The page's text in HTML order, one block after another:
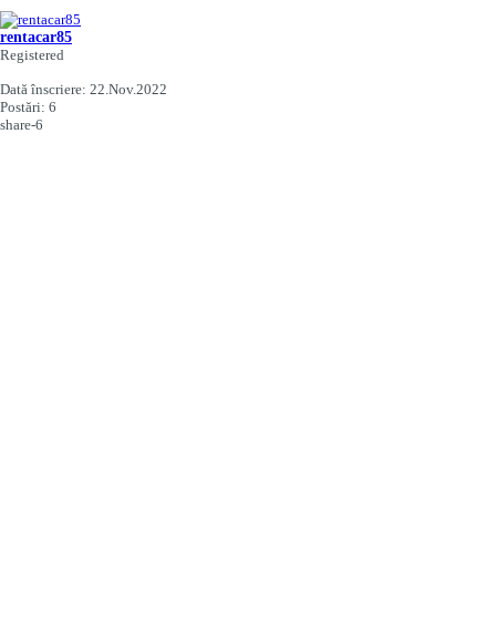
rentacar85
Registered
Dată înscriere: 22.Nov.2022
Postări: 6
share-6